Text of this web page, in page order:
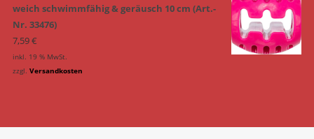
weich schwimmfähig & geräusch 10 cm (Art.-
Nr. 33476)
7,59€
inkl. 19 % MwSt.
zzgl. Versandkosten